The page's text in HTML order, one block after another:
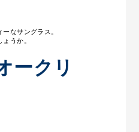
なサングラス。
うか。
ークリ